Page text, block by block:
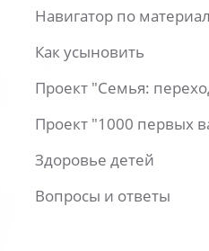
Навигатор по
Как усыновить
Проект "Семья:
Проект "1000 первых
Здоровье детей
Вопросы и ответы